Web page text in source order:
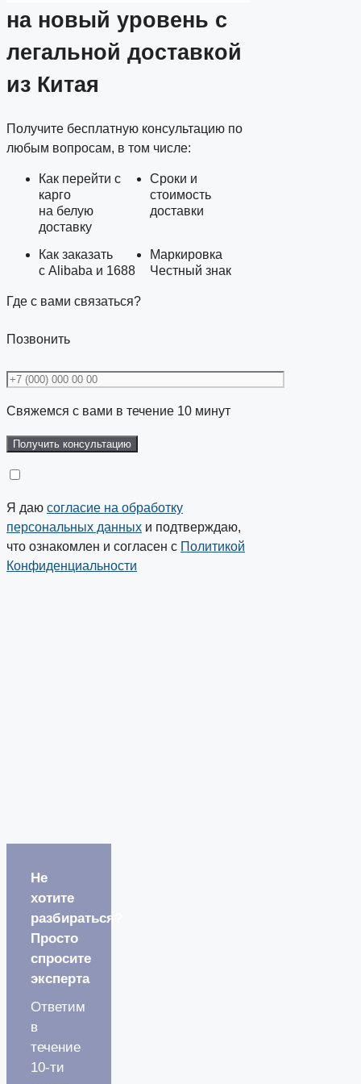
на новый уровень с
легальной доставкой
из Китая
Получите бесплатную консультацию по
любым вопросам, в том числе:
Как перейти с
карго
на белую
доставку
Сроки и
стоимость
доставки
Как заказать
с Alibaba и 1688
Маркировка
Честный знак
Где с вами связаться?
Позвонить
Свяжемся с вами в течение 10 минут
Я даю согласие на обработку
персональных данных и подтверждаю,
что ознакомлен и согласен с Политикой
Конфиденциальности
Не
хотите
разбираться?
Просто
спросите
эксперта
Ответим
в
течение
10-ти